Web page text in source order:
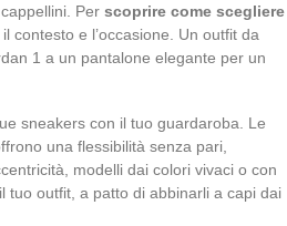
Per scoprire come scegliere
contesto e l’occasione. Un outfit da
1 a un pantalone elegante per un
sneakers con il tuo guardaroba. Le
una flessibilità senza pari,
modelli dai colori vivaci o con
tuo outfit, a patto di abbinarli a capi dai